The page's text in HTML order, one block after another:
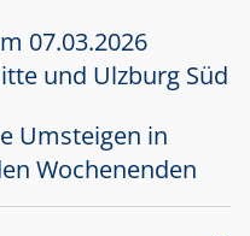
07.03.2026
und Ulzburg Süd
Umsteigen in
Wochenenden